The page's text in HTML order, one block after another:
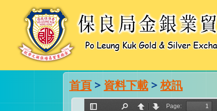
首頁 > 資料下載 >校訊